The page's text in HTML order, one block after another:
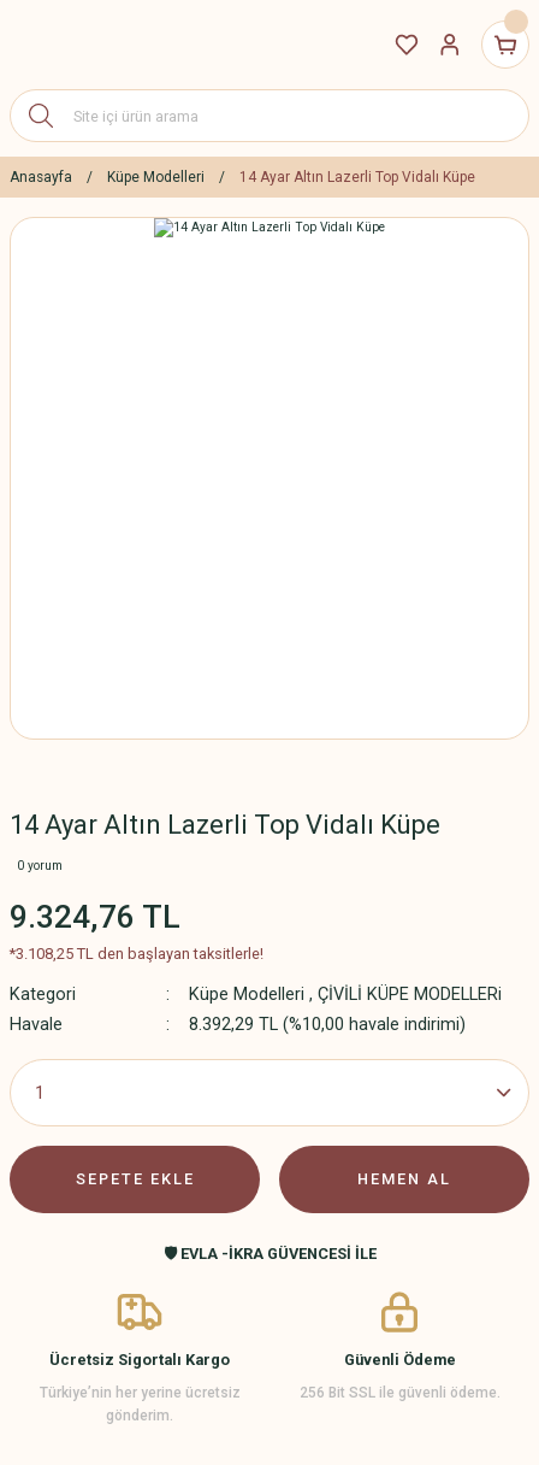
Anasayfa Küpe Modelleri 14 Ayar Altın Lazerli Top Vidalı Küpe
14 Ayar Altın Lazerli Top Vidalı Küpe
0 yorum
9.324,76 TL
*3.108,25 TL den başlayan taksitlerle!
Kategori Küpe Modelleri , ÇİVİLİ KÜPE MODELLERi
Havale
8.392,29 TL (%10,00 havale indirimi)
SEPETE EKLE HEMEN AL
🛡️ EVLA -İKRA GÜVENCESİ İLE
Ücretsiz Sigortalı Kargo
Türkiye’nin her yerine ücretsiz
gönderim.
Güvenli Ödeme
256 Bit SSL ile güvenli ödeme.